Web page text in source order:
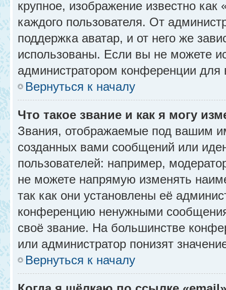
крупное, изображение известно
каждого пользователя. От
поддержка аватар, и от него же
использованы. Если вы не можете
администратором конференции для
Вернуться к началу
Что такое звание и как я могу
Звания, отображаемые под вашим
созданных вами сообщений или
пользователей: например,
не можете напрямую изменять
так как они установлены её
конференцию ненужными
своё звание. На большинстве
или администратор понизят
Вернуться к началу